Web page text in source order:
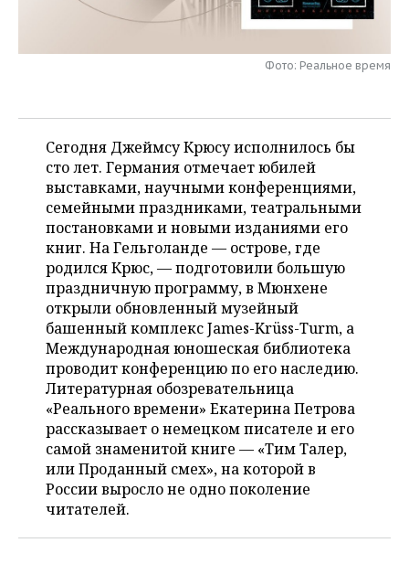
ВЫЕЗДНАЯ РЕДАКЦИЯ
ОТКРЫТАЯ ЛЕКЦИЯ
НОВОСТИ СПОРТА
БАСКЕТБОЛ
ВОЛЕЙБОЛ
КИБЕРСПОРТ
ФИГУРНОЕ КАТАНИЕ
ВОДНЫЕ ВИДЫ СПОРТА
ХОККЕЙ С МЯЧОМ
ИНФРАСТРУКТУРА
ИСТОРИЯ
КУЛЬТУРА
МЕДИЦИНА
ОБРАЗОВАНИЕ
ПРОИСШЕСТВИЯ
СПРАВОЧНИК
СПИСОК ПЕРСОН
СПИСОК КОМПАНИЙ
ПОЛНАЯ ВЕРСИЯ
Фото: Реальное время
Сегодня Джеймсу Крюсу исполнилось бы
сто лет. Германия отмечает юбилей
выставками, научными конференциями,
семейными праздниками, театральными
постановками и новыми изданиями его
книг. На Гельголанде — острове, где
родился Крюс, — подготовили большую
праздничную программу, в Мюнхене
открыли обновленный музейный
башенный комплекс James-Krüss-Turm, а
Международная юношеская библиотека
проводит конференцию по его наследию.
Литературная обозревательница
«Реального времени» Екатерина Петрова
рассказывает о немецком писателе и его
самой знаменитой книге — «Тим Талер,
или Проданный смех», на которой в
России выросло не одно поколение
читателей.